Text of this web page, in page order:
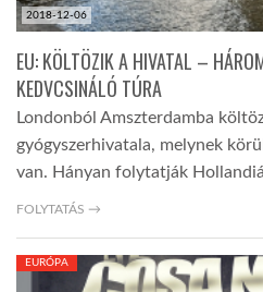
2018-12-06
EU: KÖLTÖZIK A HIVATAL –
KEDVCSINÁLÓ TÚRA
Londonból Amszterdamba
gyógyszerhivatala, melynek
van. Hányan folytatják
FOLYTATÁS →
EURÓPA